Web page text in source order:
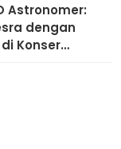
Astronomer:
dengan
Konser